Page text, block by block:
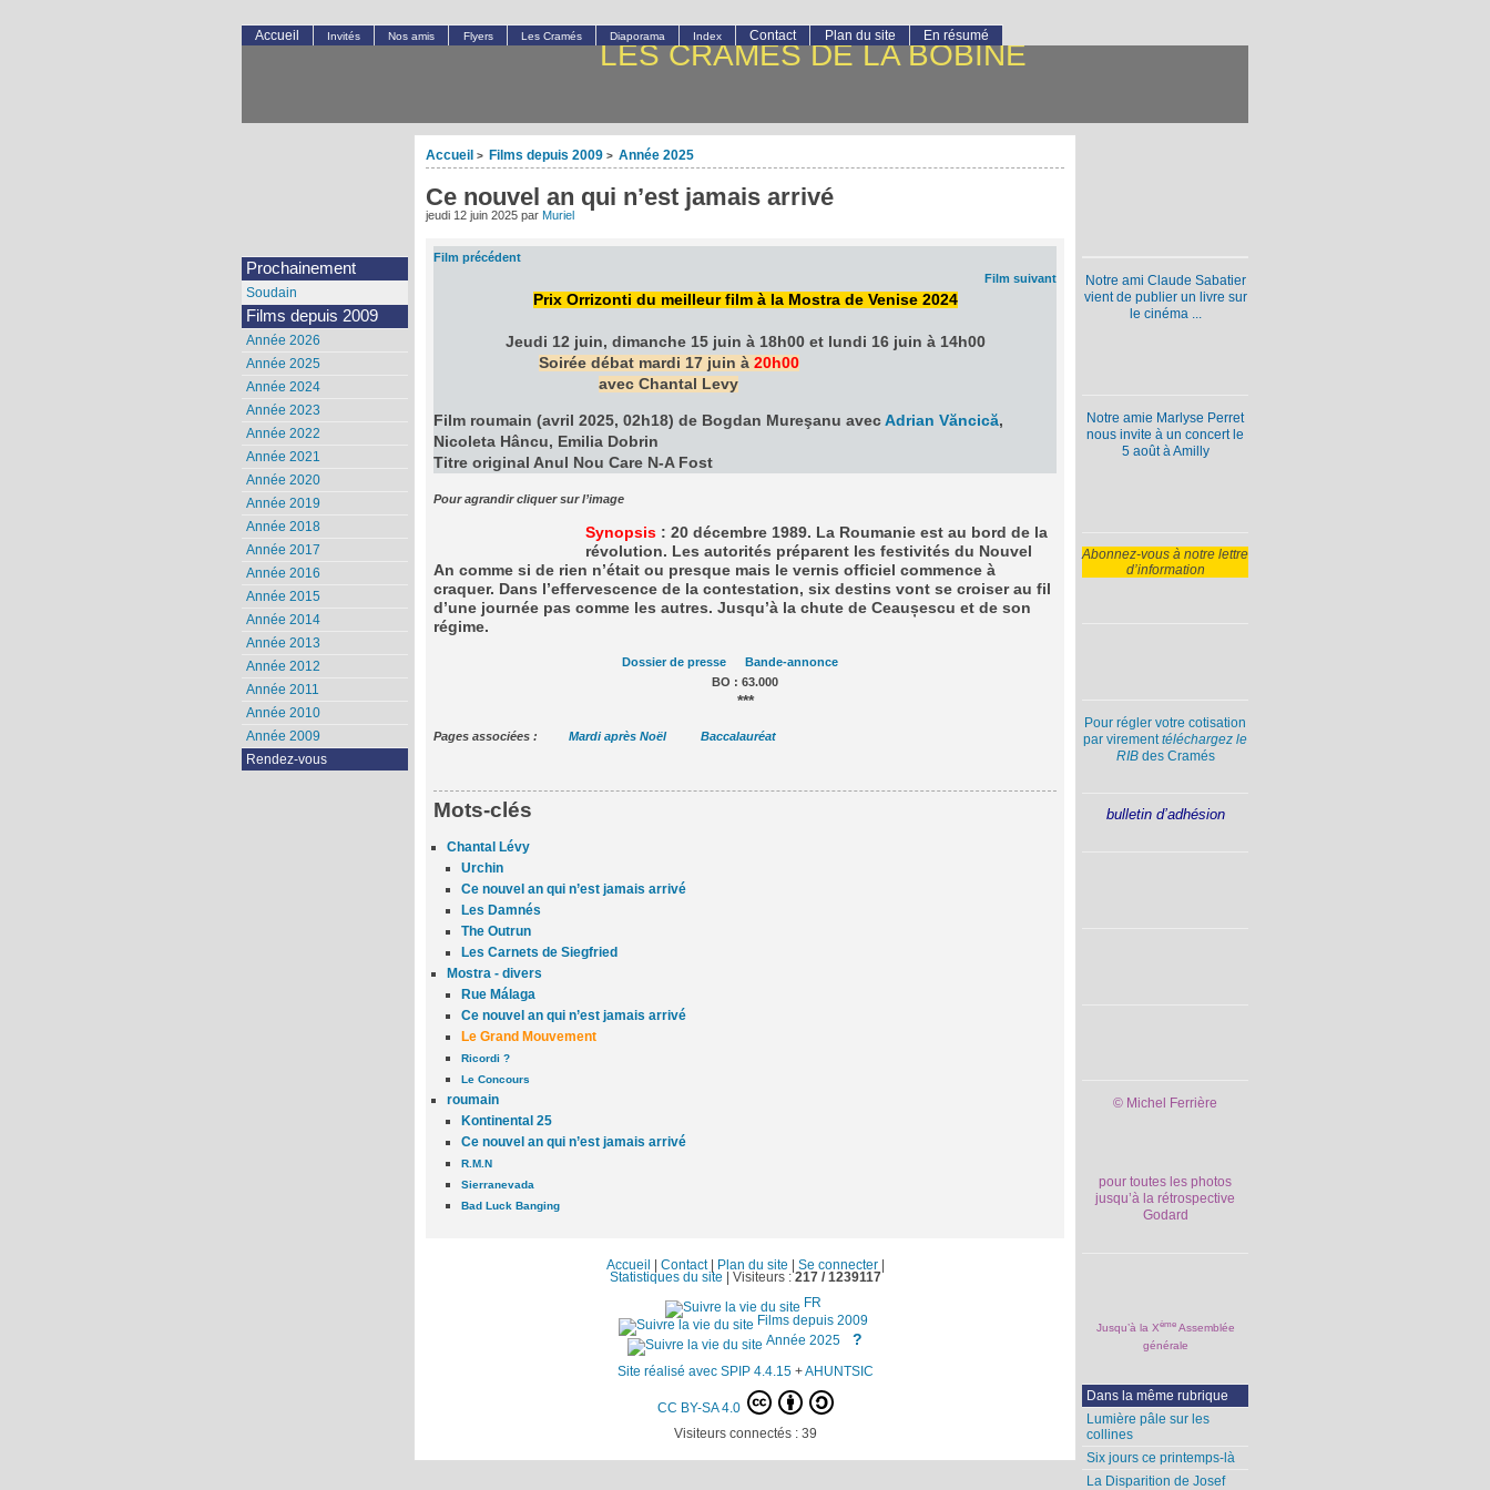
LES CRAMÉS DE LA BOBINE
Accueil > Films depuis 2009 > Année 2025
Ce nouvel an qui n’est jamais arrivé
jeudi 12 juin 2025 par Muriel
Film précédent
Film suivant
Prix Orrizonti du meilleur film à la Mostra de Venise 2024
Jeudi 12 juin, dimanche 15 juin à 18h00 et lundi 16 juin à 14h00
Soirée débat mardi 17 juin à 20h00
avec Chantal Levy
Film roumain (avril 2025, 02h18) de Bogdan Mureşanu avec Adrian Văncică,
Nicoleta Hâncu, Emilia Dobrin
Titre original Anul Nou Care N-A Fost
Pour agrandir cliquer sur l’image
Synopsis : 20 décembre 1989. La Roumanie est au bord de la
révolution. Les autorités préparent les festivités du Nouvel
An comme si de rien n’était ou presque mais le vernis officiel commence à
craquer. Dans l’effervescence de la contestation, six destins vont se croiser au fil
d’une journée pas comme les autres. Jusqu’à la chute de Ceaușescu et de son
régime.
Dossier de presse
Bande-annonce
BO : 63.000
***
Pages associées : Mardi après Noël Baccalauréat
Mots-clés
Chantal Lévy
Urchin
Ce nouvel an qui n’est jamais arrivé
Les Damnés
The Outrun
Les Carnets de Siegfried
Mostra - divers
Rue Málaga
Ce nouvel an qui n’est jamais arrivé
Le Grand Mouvement
Ricordi ?
Le Concours
roumain
Kontinental 25
Ce nouvel an qui n’est jamais arrivé
R.M.N
Sierranevada
Bad Luck Banging
Notre ami Claude Sabatier
vient de publier un livre sur
le cinéma ...
Notre amie Marlyse Perret
nous invite à un concert le
5 août à Amilly
Abonnez-vous à notre lettre
d’information
Pour régler votre cotisation
par virementtéléchargez le
RIBdes Cramés
bulletin d’adhésion
© Michel Ferrière
pour toutes les photos
jusqu’à la rétrospective
Godard
Jusqu’à la XèmeAssemblée
générale
Dans la même rubrique
Lumière pâle sur les
collines
Six jours ce printemps-là
La Disparition de Josef
Accueil Invités Nos amis Flyers Les Cramés Diaporama Index Contact Plan du site En résumé
Prochainement
Soudain
Films depuis 2009
Année 2026
Année 2025
Année 2024
Année 2023
Année 2022
Année 2021
Année 2020
Année 2019
Année 2018
Année 2017
Année 2016
Année 2015
Année 2014
Année 2013
Année 2012
Année 2011
Année 2010
Année 2009
Rendez-vous
Accueil Contact| Plan du site Se connecter|
Statistiques du site
Visiteurs :217 / 1239117
FR
Films depuis 2009
Année 2025
?
Site réalisé avec SPIP 4.4.15+AHUNTSIC
CC BY-SA 4.0
Visiteurs connectés : 39